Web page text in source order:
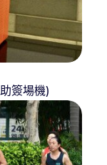
簽場機)